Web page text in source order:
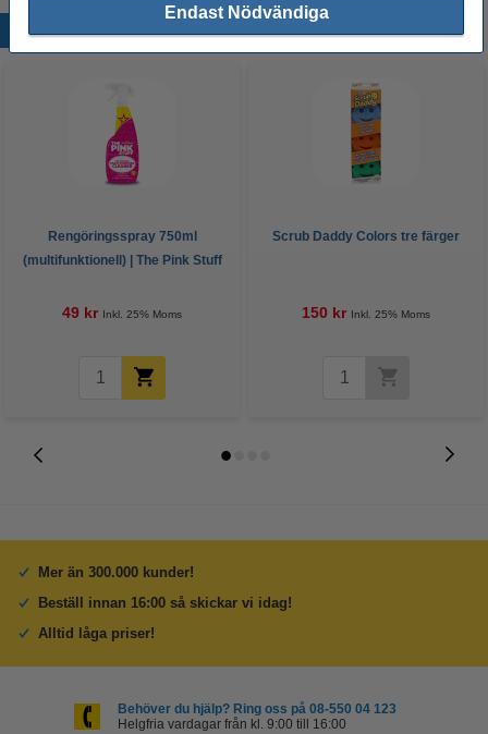
Endast Nödvändiga
Populära produkter
Rengöringsspray 750ml
(multifunktionell) | The Pink Stuff
49 kr Inkl. 25% Moms
Scrub Daddy Colors tre färger
150 kr Inkl. 25% Moms
Mer än 300.000 kunder!
Beställ innan 16:00 så skickar vi idag!
Alltid låga priser!
Behöver du hjälp? Ring oss på 08-550 04 123
Helgfria vardagar från kl. 9:00 till 16:00